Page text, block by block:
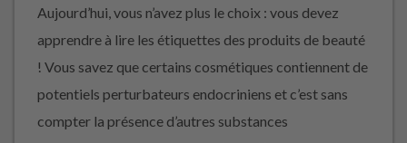
Aujourd’hui, vous n’avez plus le choix : vous devez
apprendre à lire les étiquettes des produits de beauté
! Vous savez que certains cosmétiques contiennent de
potentiels perturbateurs endocriniens et c’est sans
compter la présence d’autres substances